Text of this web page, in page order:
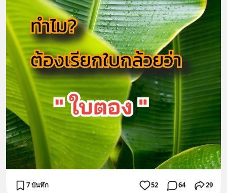
7 บันทึก 52 64 29